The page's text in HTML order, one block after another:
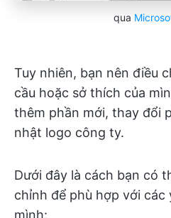
qua
Tuy nhiên, bạn nên điều
cầu hoặc sở thích của
thêm phần mới, thay đổi
nhật logo công ty.
Dưới đây là cách bạn có
chỉnh để phù hợp với các
mình: